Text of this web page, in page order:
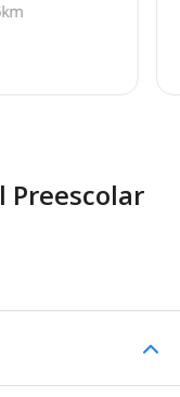
Preescolar